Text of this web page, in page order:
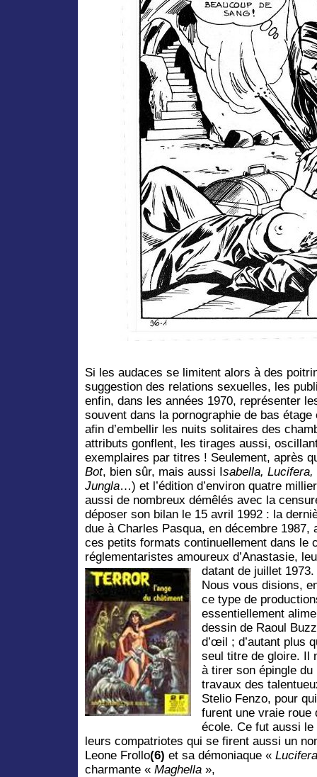
Si les audaces se limitent alors à des
suggestion des relations sexuelles, les
enfin, dans les années 1970, représenter
souvent dans la pornographie de bas
afin d’embellir les nuits solitaires des
attributs gonflent, les tirages aussi,
exemplaires par titres ! Seulement, après
Bot, bien sûr, mais aussi Isabella, Lucifera,
Jungla…) et l’édition d’environ quatre
aussi de nombreux démêlés avec la
déposer son bilan le 15 avril 1992 : la
due à Charles Pasqua, en décembre 1987,
ces petits formats continuellement dans le
réglementaristes amoureux d’Anastasie,
datant de juillet 1973.
Nous vous disions,
ce type de
essentiellement
dessin de Raoul
d’œil ; d’autant plus
seul titre de gloire. Il
à tirer son épingle
travaux des
Stelio Fenzo, pour
furent une vraie roue
école. Ce fut aussi
leurs compatriotes qui se firent aussi un
Leone Frollo(6) et sa démoniaque « Lucifera
charmante « Maghella »,